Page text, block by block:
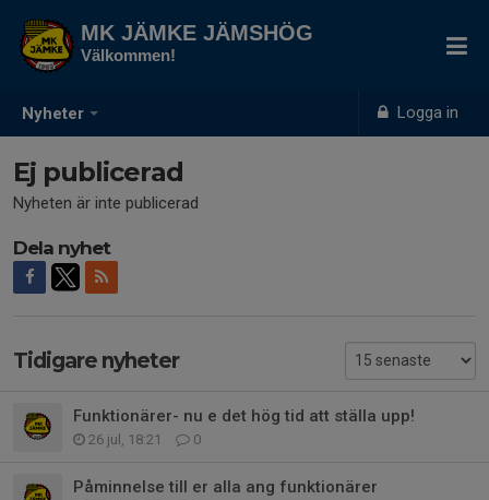
Nyheter Logga in
MK JÄMKE JÄMSHÖG
Välkommen!
Ej publicerad
Nyheten är inte publicerad
Dela nyhet
Tidigare nyheter
Funktionärer- nu e det hög tid att ställa upp!
26 jul, 18:21 0
Påminnelse till er alla ang funktionärer